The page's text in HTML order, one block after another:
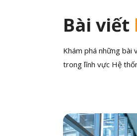
Bài viết
Khám phá những bài
trong lĩnh vực Hệ